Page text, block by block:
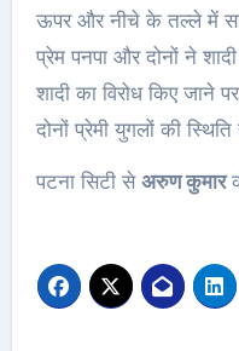
ऊपर और नीचे के तल्ले में
प्रेम पनपा और दोनों ने शादी
शादी का विरोध किए जाने
दोनों प्रेमी युगलों की
पटना सिटी सेअरुण कुमार